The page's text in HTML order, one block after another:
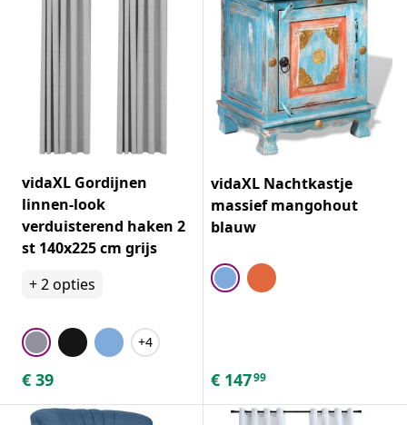
vidaXL Gordijnen
linnen-look
verduisterend haken 2
st 140x225 cm grijs
+2opties
+4
€ 39
vidaXL Nachtkastje
massief mangohout
blauw
€ 14799